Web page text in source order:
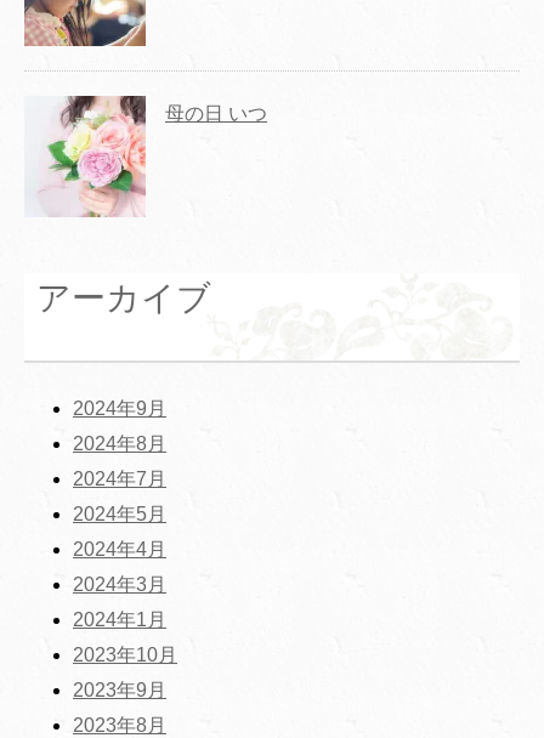
母の日 いつ
アーカイブ
2024年9月
2024年8月
2024年7月
2024年5月
2024年4月
2024年3月
2024年1月
2023年10月
2023年9月
2023年8月